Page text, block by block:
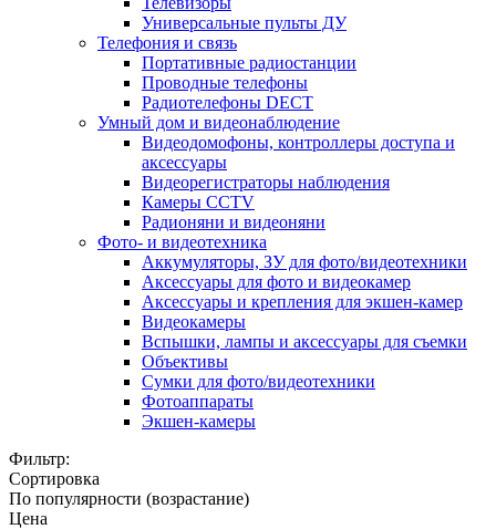
Универсальные пульты ДУ
Телефония и связь
Портативные радиостанции
Проводные телефоны
Радиотелефоны DECT
Умный дом и видеонаблюдение
Видеодомофоны, контроллеры доступа и
аксессуары
Видеорегистраторы наблюдения
Камеры CCTV
Радионяни и видеоняни
Фото- и видеотехника
Аккумуляторы, ЗУ для фото/видеотехники
Аксессуары для фото и видеокамер
Аксессуары и крепления для экшен-камер
Видеокамеры
Вспышки, лампы и аксессуары для съемки
Объективы
Сумки для фото/видеотехники
Фотоаппараты
Экшен-камеры
Фильтр:
Сортировка
По популярности (возрастание)
Цена